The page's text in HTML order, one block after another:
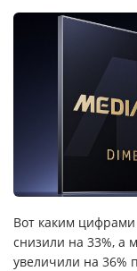
Вот каким цифрами
снизили на 33%, а
увеличили на